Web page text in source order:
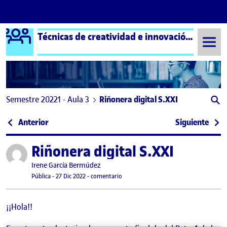
Saltar al contenido
Logo Ágora Técnicas de creatividad e innovación aula 3
Semestre 20221 - Aula 3 Riñonera digital S.XXI
Navegación de entradas
Anterior: Intervención de Street Art – Plano de Fantasía
Siguiente:
Publicado porRiñonera digital S.XXI
Publicado por
Irene García Bermúdez
Visibilidad:
Pública-Fecha de publicación
27 Dic 202227 diciembre, 2022 1:28 am
-comentario
¡¡Hola!!